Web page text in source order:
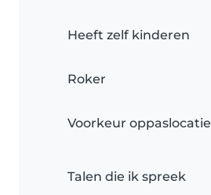
Heeft zelf kinderen
Roker
Voorkeur oppaslocatie
Talen die ik spreek